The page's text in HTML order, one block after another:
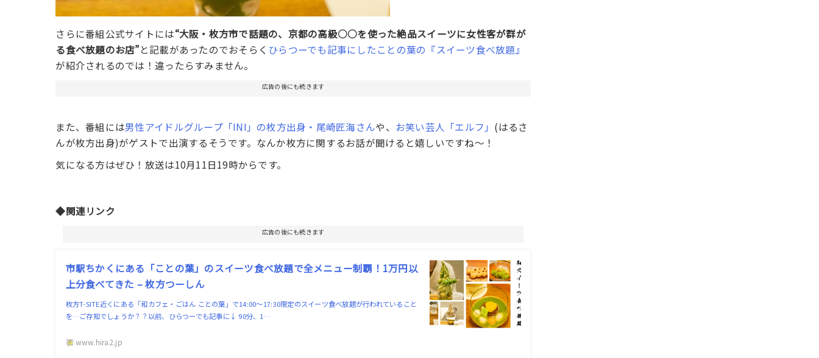
さらに番組公式サイトには“大阪・枚方市で話題の、京都の高級○○を使った絶品スイーツに女性客が群が
る食べ放題のお店”と記載があったのでおそらく ひらつーでも記事にしたことの葉の『スイーツ食べ放題』
が紹介されるのでは！違ったらすみません。
広告の後にも続きます
また、番組には男性アイドルグループ「INI」の枚方出身・尾崎匠海さんや、 お笑い芸人「エルフ」 (はるさ
んが枚方出身)がゲストで出演するそうです。なんか枚方に関するお話が聞けると嬉しいですね〜！
気になる方はぜひ！放送は10月11日19時からです。
◆関連リンク
広告の後にも続きます
市駅ちかくにある「ことの葉」のスイーツ食べ放題で全メニュー制覇！1万円以
上分食べてきた – 枚方つーしん
枚方T-SITE近くにある「和カフェ・ごはん ことの葉」で14:00〜17:30限定のスイーツ食べ放題が行われていること
を…ご存知でしょうか？？以前、ひらつーでも記事に↓ 90分、1…
www.hira2.jp